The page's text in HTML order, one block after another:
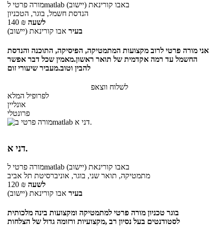
מורה פרטילmatlab באבו קורינאת (יישוב)
הנדסת חשמל, בוגר, הטכניון
140 ₪ לשעה
בעיר אבו קורינאת (יישוב)
אני מורה פרטי לרוב מקצועות המתמטיקה, הפיסיקה, התוכנה והנדסת
החשמל עד רמה אקדמית של תואר ראשון.מאמין שכל דבר אפשר
להבין וטוב.מעביר שיעורי זום
לשלוח ווצאפ
לפרופיל המלא
אונליין
פרונטלי
דני א.
מורה פרטילmatlab באבו קורינאת (יישוב)
מתמטיקה, תואר שני, בוגר, אוניברסיטת תל אביב
120 ₪ לשעה
בעיר אבו קורינאת (יישוב)
בוגר טכניון מורה פרטי למתמטיקה ומקצועות בינה מלכותית
לסטודנטים בעל נסיון רב ,מקצועיות ורזומה גדול של הצלחות